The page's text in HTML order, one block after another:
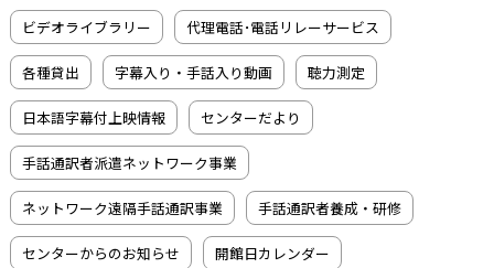
ビデオライブラリー 代理電話･電話リレーサービス
各種貸出 字幕入り・手話入り動画 聴力測定
日本語字幕付上映情報 センターだより
手話通訳者派遣ネットワーク事業
ネットワーク遠隔手話通訳事業 手話通訳者養成・研修
センターからのお知らせ 開館日カレンダー